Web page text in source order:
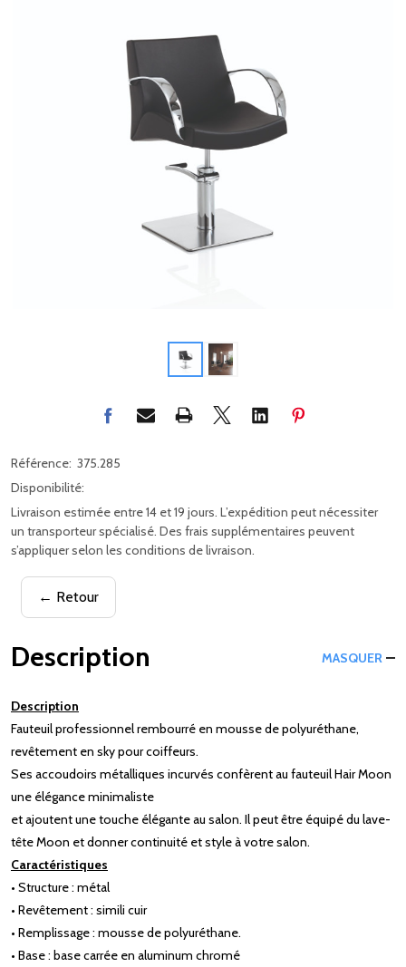
Référence: 375.285
Disponibilité:
Livraison estimée entre 14 et 19 jours. L’expédition peut nécessiter
un transporteur spécialisé. Des frais supplémentaires peuvent
s’appliquer selon les conditions de livraison.
← Retour
Description MASQUER
Description
Fauteuil professionnel rembourré en mousse de polyuréthane,
revêtement en sky pour coiffeurs.
Ses accoudoirs métalliques incurvés confèrent au fauteuil Hair Moon
une élégance minimaliste
et ajoutent une touche élégante au salon. Il peut être équipé du lave-
tête Moon et donner continuité et style à votre salon.
Caractéristiques
• Structure : métal
• Revêtement : simili cuir
• Remplissage : mousse de polyuréthane.
• Base : base carrée en aluminum chromé